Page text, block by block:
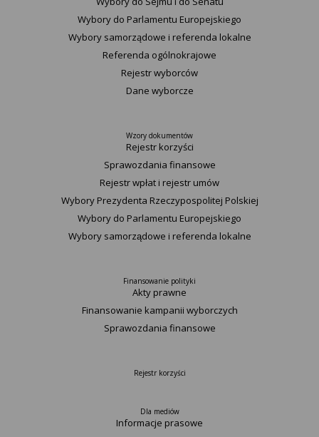
Wybory do Parlamentu Europejskiego
Wybory samorządowe i referenda lokalne
Referenda ogólnokrajowe
Rejestr wyborców
Dane wyborcze
Wzory dokumentów
Rejestr korzyści
Sprawozdania finansowe
Rejestr wpłat i rejestr umów
Wybory Prezydenta Rzeczypospolitej Polskiej
Wybory do Parlamentu Europejskiego
Wybory samorządowe i referenda lokalne
Finansowanie polityki
Akty prawne
Finansowanie kampanii wyborczych
Sprawozdania finansowe
Rejestr korzyści
Dla mediów
Informacje prasowe